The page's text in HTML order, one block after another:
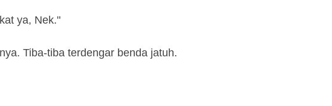
ya, Nek."
Tiba-tiba terdengar benda jatuh.